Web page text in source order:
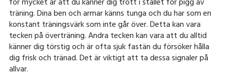
träning. Dina ben och armar känns tunga och du har som en
konstant träningsvärk som inte går över. Detta kan vara
tecken på överträning. Andra tecken kan vara att du alltid
känner dig törstig och är ofta sjuk fastän du försöker hålla
dig frisk och tränad. Det är viktigt att ta dessa signaler på
allvar.